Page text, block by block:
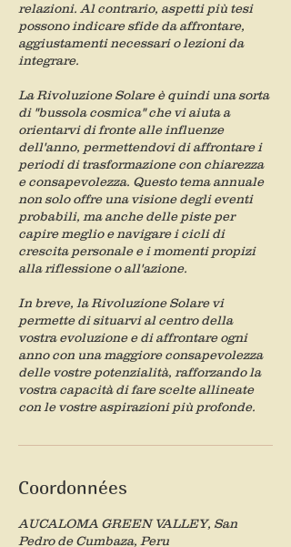
relazioni. Al contrario, aspetti più tesi
possono indicare sfide da affrontare,
aggiustamenti necessari o lezioni da
integrare.
La Rivoluzione Solare è quindi una sorta
di "bussola cosmica" che vi aiuta a
orientarvi di fronte alle influenze
dell'anno, permettendovi di affrontare i
periodi di trasformazione con chiarezza
e consapevolezza. Questo tema annuale
non solo offre una visione degli eventi
probabili, ma anche delle piste per
capire meglio e navigare i cicli di
crescita personale e i momenti propizi
alla riflessione o all'azione.
In breve, la Rivoluzione Solare vi
permette di situarvi al centro della
vostra evoluzione e di affrontare ogni
anno con una maggiore consapevolezza
delle vostre potenzialità, rafforzando la
vostra capacità di fare scelte allineate
Coordonnées
AUCALOMA GREEN VALLEY, San
Pedro de Cumbaza, Peru